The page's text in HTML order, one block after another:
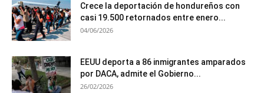
Crece la deportación de hondureños con
casi 19.500 retornados entre enero...
04/06/2026
EEUU deporta a 86 inmigrantes amparados
por DACA, admite el Gobierno...
26/02/2026